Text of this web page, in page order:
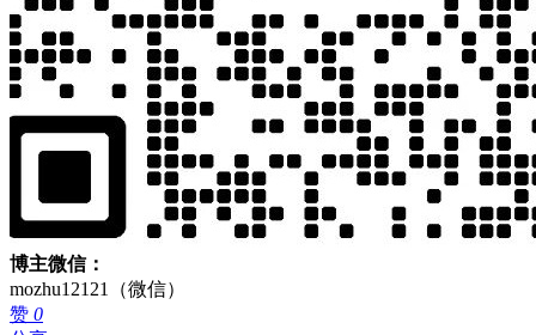
博主微信：
mozhu12121（微信）
赞 0